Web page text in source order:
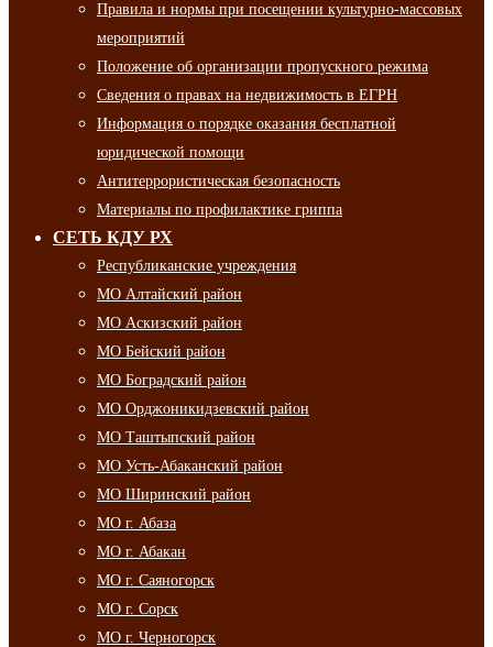
Правила и нормы при посещении культурно-массовых
мероприятий
Положение об организации пропускного режима
Сведения о правах на недвижимость в ЕГРН
Информация о порядке оказания бесплатной
юридической помощи
Антитеррористическая безопасность
Материалы по профилактике гриппа
СЕТЬ КДУ РХ
Республиканские учреждения
МО Алтайский район
МО Аскизский район
МО Бейский район
МО Боградский район
МО Орджоникидзевский район
МО Таштыпский район
МО Усть-Абаканский район
МО Ширинский район
МО г. Абаза
МО г. Абакан
МО г. Саяногорск
МО г. Сорск
МО г. Черногорск